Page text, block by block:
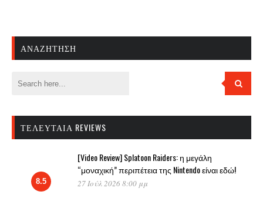
ΑΝΑΖΉΤΗΣΗ
ΤΕΛΕΥΤΑΊΑ REVIEWS
8.5
[Video Review] Splatoon Raiders: η μεγάλη
“μοναχική” περιπέτεια της Nintendo είναι εδώ!
27 Ιούλ 2026 8:00 μμ